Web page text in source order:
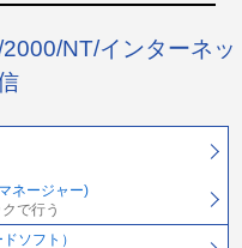
NT/インターネッ
ネージャー)
で行う
ソフト）